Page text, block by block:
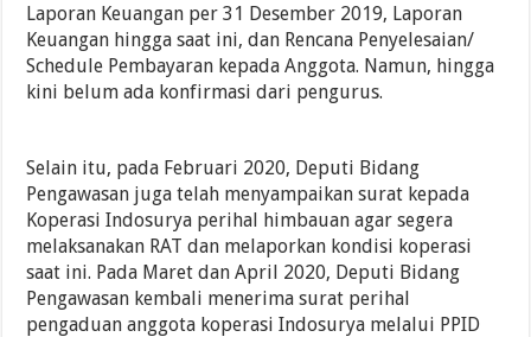
Laporan Keuangan per 31 Desember 2019, Laporan
Keuangan hingga saat ini, dan Rencana Penyelesaian/
Schedule Pembayaran kepada Anggota. Namun, hingga
kini belum ada konfirmasi dari pengurus.
Selain itu, pada Februari 2020, Deputi Bidang
Pengawasan juga telah menyampaikan surat kepada
Koperasi Indosurya perihal himbauan agar segera
melaksanakan RAT dan melaporkan kondisi koperasi
saat ini. Pada Maret dan April 2020, Deputi Bidang
Pengawasan kembali menerima surat perihal
pengaduan anggota koperasi Indosurya melalui PPID